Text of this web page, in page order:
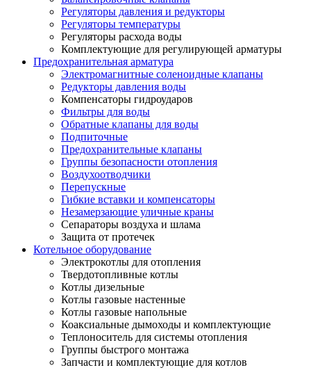
Регуляторы давления и редукторы
Регуляторы температуры
Регуляторы расхода воды
Комплектующие для регулирующей арматуры
Предохранительная арматура
Электромагнитные соленоидные клапаны
Редукторы давления воды
Компенсаторы гидроударов
Фильтры для воды
Обратные клапаны для воды
Подпиточные
Предохранительные клапаны
Группы безопасности отопления
Воздухоотводчики
Перепускные
Гибкие вставки и компенсаторы
Незамерзающие уличные краны
Сепараторы воздуха и шлама
Защита от протечек
Котельное оборудование
Электрокотлы для отопления
Твердотопливные котлы
Котлы дизельные
Котлы газовые настенные
Котлы газовые напольные
Коаксиальные дымоходы и комплектующие
Теплоноситель для системы отопления
Группы быстрого монтажа
Запчасти и комплектующие для котлов